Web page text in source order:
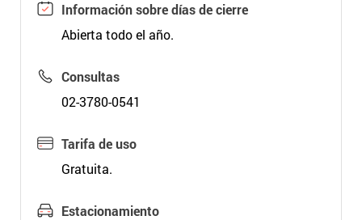
Información sobre días de cierre
Abierta todo el año.
Consultas
02-3780-0541
Tarifa de uso
Gratuita.
Estacionamiento